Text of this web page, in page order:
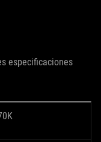
especificaciones